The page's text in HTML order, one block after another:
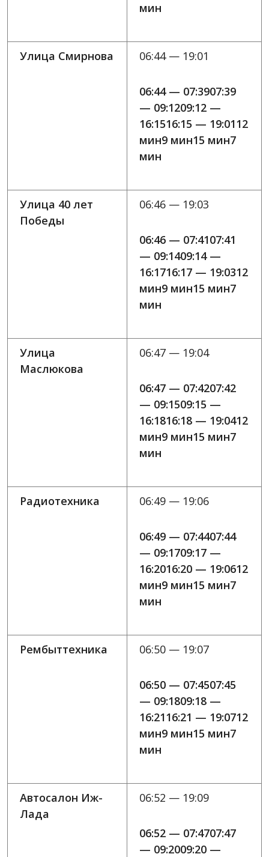
мин
Улица Смирнова 06:44 — 19:01
06:44 — 07:3907:39
— 09:1209:12 —
16:1516:15 — 19:0112
мин9 мин15 мин7
мин
Улица 40 лет
Победы
06:46 — 19:03
06:46 — 07:4107:41
— 09:1409:14 —
16:1716:17 — 19:0312
мин9 мин15 мин7
мин
Улица
Маслюкова
06:47 — 19:04
06:47 — 07:4207:42
— 09:1509:15 —
16:1816:18 — 19:0412
мин9 мин15 мин7
мин
Радиотехника 06:49 — 19:06
06:49 — 07:4407:44
— 09:1709:17 —
16:2016:20 — 19:0612
мин9 мин15 мин7
мин
Рембыттехника 06:50 — 19:07
06:50 — 07:4507:45
— 09:1809:18 —
16:2116:21 — 19:0712
мин9 мин15 мин7
мин
Автосалон Иж-
Лада
06:52 — 19:09
06:52 — 07:4707:47
— 09:2009:20 —